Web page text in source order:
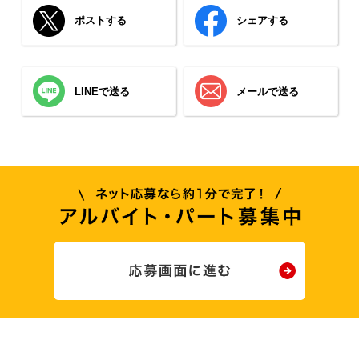
ポストする シェアする
LINEで送る メールで送る